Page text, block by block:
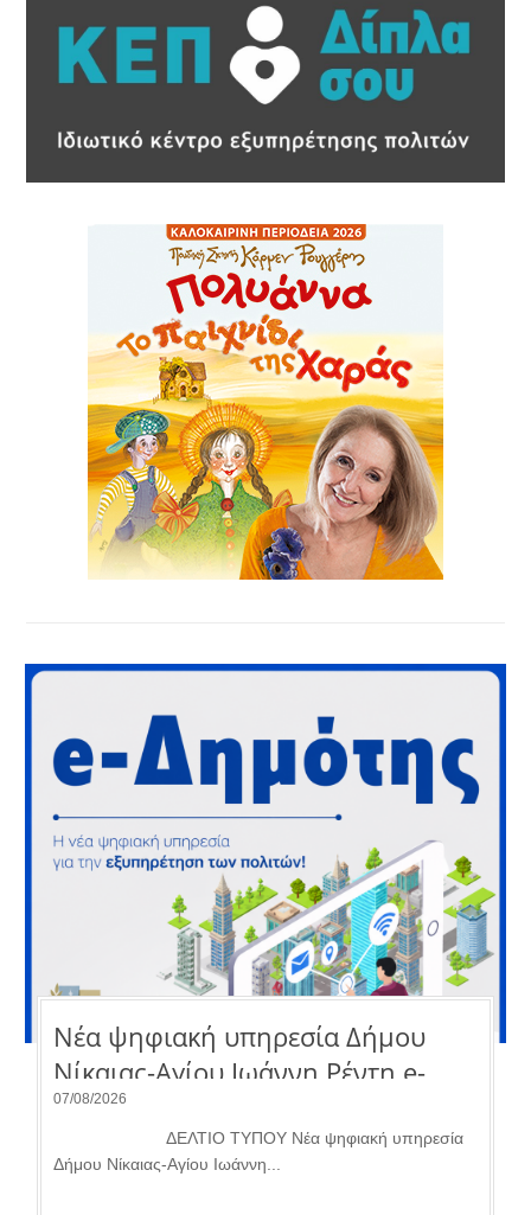
Νέα ψηφιακή υπηρεσία Δήμου
Νίκαιας-Αγίου Iωάννη Ρέντη e-
Δημότης για την εξυπηρέτηση των
07/08/2026
ΔΕΛΤΙΟ ΤΥΠΟΥ Νέα ψηφιακή υπηρεσία
Δήμου Νίκαιας-Αγίου Iωάννη...